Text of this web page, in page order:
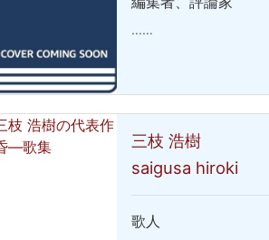
……
三枝 浩樹
saigusa hiroki
歌人